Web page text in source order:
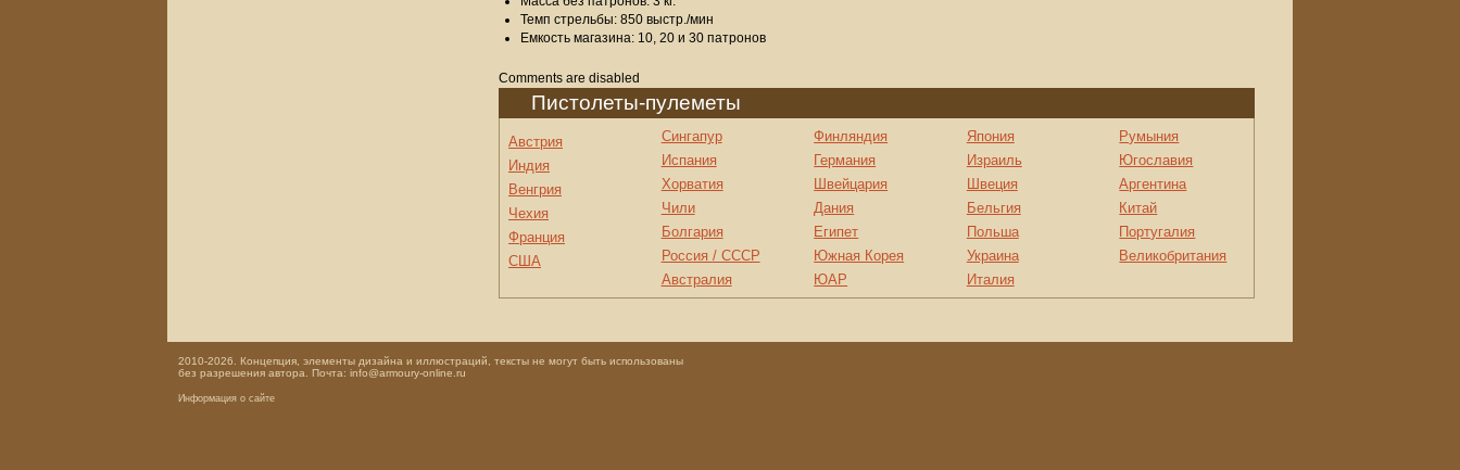
Темп стрельбы: 850 выстр./мин
Емкость магазина: 10, 20 и 30 патронов
Comments are disabled
Пистолеты-пулеметы
Австрия
Индия
Венгрия
Чехия
Франция
США
Сингапур
Испания
Хорватия
Чили
Болгария
Россия / СССР
Австралия
Финляндия
Германия
Швейцария
Дания
Египет
Южная Корея
ЮАР
Япония
Израиль
Швеция
Бельгия
Польша
Украина
Италия
Румыния
Югославия
Аргентина
Китай
Португалия
Великобритания
2010-2026. Концепция, элементы дизайна и иллюстраций, тексты не могут быть использованы
без разрешения автора. Почта: info@armoury-online.ru
Информация о сайте